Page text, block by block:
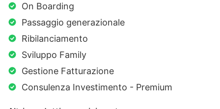
On Boarding
Passaggio generazionale
Ribilanciamento
Sviluppo Family
Gestione Fatturazione
Consulenza Investimento - Premium